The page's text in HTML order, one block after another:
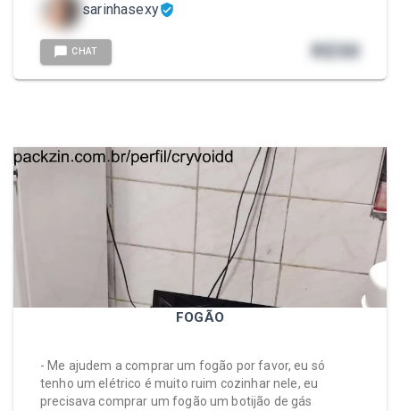
sarinhasexy
CHAT R$50
FOGÃO
- Me ajudem a comprar um fogão por favor, eu só
tenho um elétrico é muito ruim cozinhar nele, eu
precisava comprar um fogão um botijão de gás